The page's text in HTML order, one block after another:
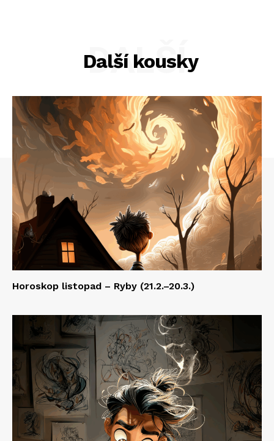
Další kousky
DALŠÍ
Horoskop listopad – Ryby (21.2.–20.3.)